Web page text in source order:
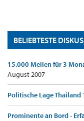
BELIEBTESTE
15.000 Meilen für 3
August 2007
Politische Lage Thailand
Prominente an Bord -